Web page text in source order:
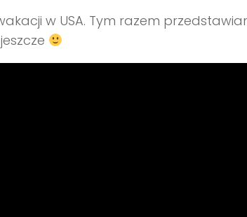
w USA. Tym razem